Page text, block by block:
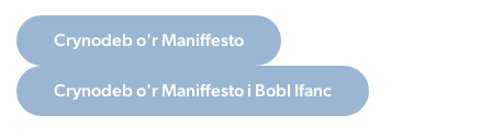
Crynodeb o'r Maniffesto
Crynodeb o'r Maniffesto i Bobl Ifanc